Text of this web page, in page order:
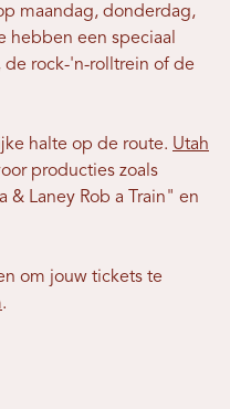
maandag, donderdag,
hebben een speciaal
de rock-'n-rolltrein of de
halte op de route. Utah
producties zoals
Laney Rob a Train" en
om jouw tickets te
.